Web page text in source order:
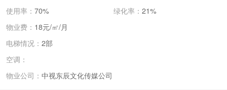
使用率： 70% 绿化率： 21%
物业费： 18元/㎡/月
电梯情况： 2部
空调：
物业公司： 中视东辰文化传媒公司